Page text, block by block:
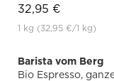
32,95 €
1 kg (32,95 €/1 kg)
Barista vom Berg
Bio Espresso,